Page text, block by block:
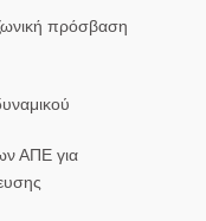
πρόσβαση
ΑΠΕ για